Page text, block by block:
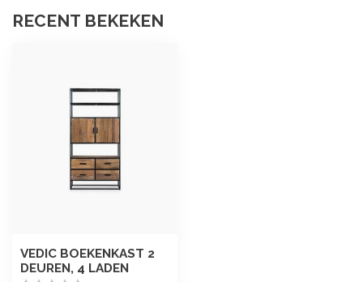
RECENT BEKEKEN
VEDIC BOEKENKAST 2
DEUREN, 4 LADEN